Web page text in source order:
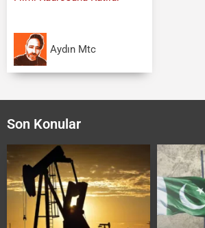
Aydın Mtc
Son Konular